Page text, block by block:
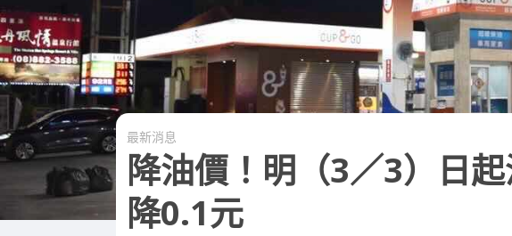
最新消息
降油價！明（3／3）日
降0.1元